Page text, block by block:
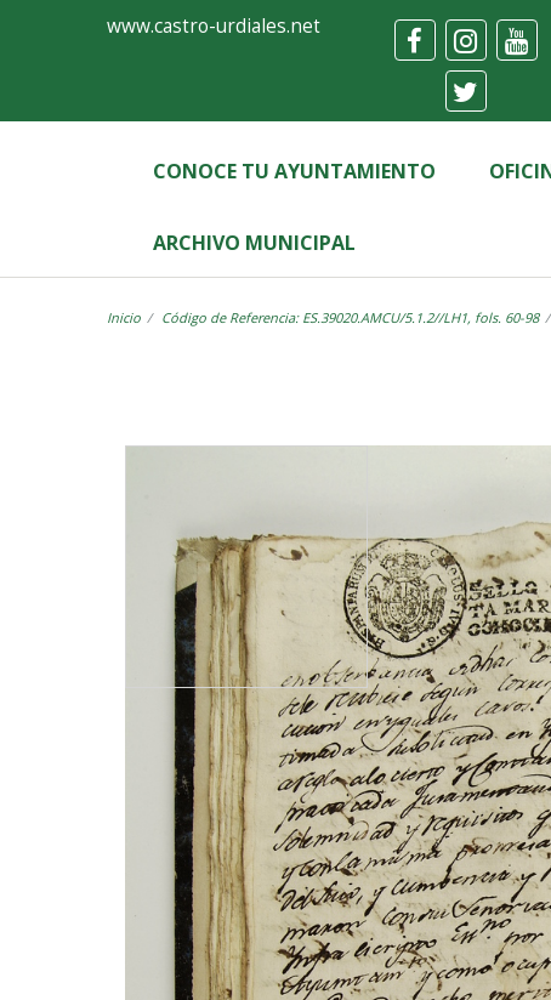
Ayuntamiento
Castro-
Urdiales
www.castro-urdiales.net
CONOCE TU AYUNTAMIENTO
ARCHIVO MUNICIPAL
Inicio Código de Referencia: ES.39020.AMCU/5.1.2//LH1, fols. 60-98